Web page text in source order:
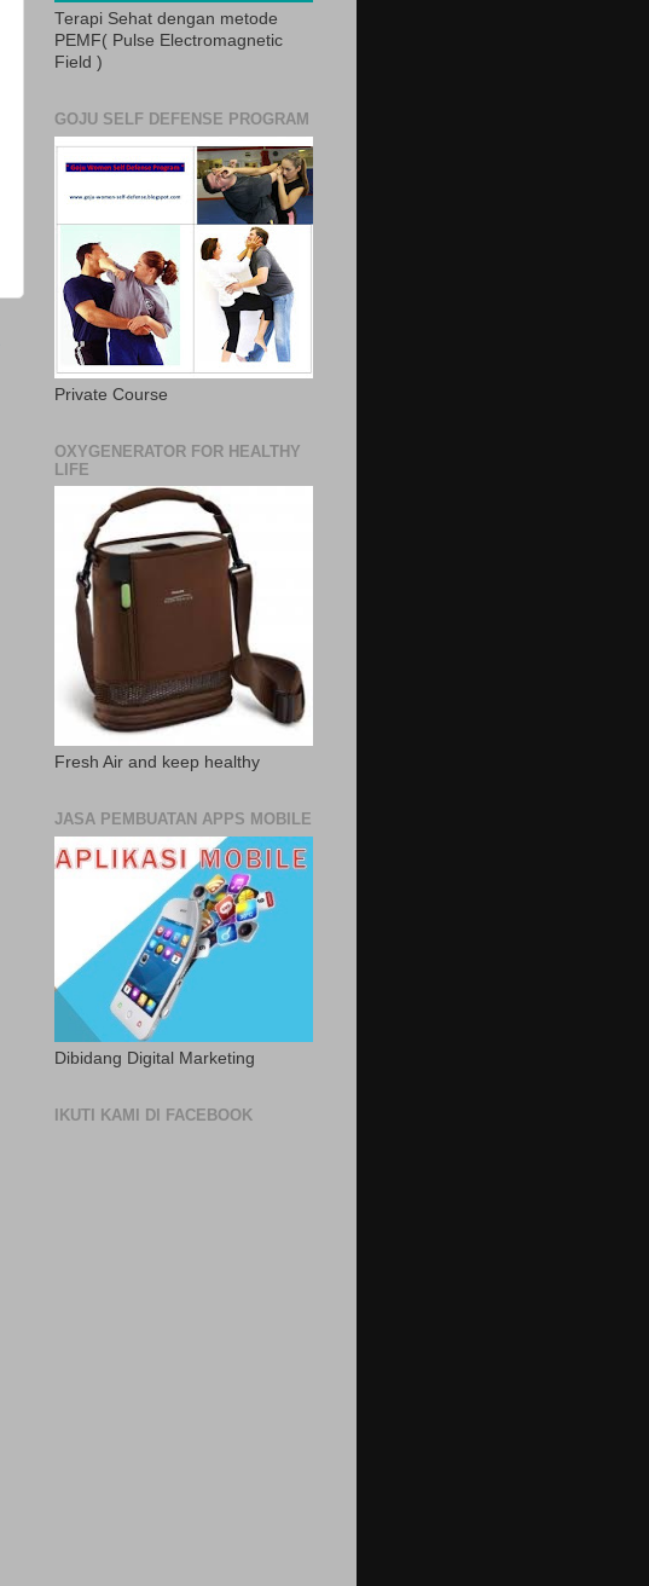
Terapi Sehat dengan metode
PEMF( Pulse Electromagnetic
Field )
GOJU SELF DEFENSE PROGRAM
Private Course
OXYGENERATOR FOR HEALTHY
LIFE
Fresh Air and keep healthy
JASA PEMBUATAN APPS MOBILE
Dibidang Digital Marketing
IKUTI KAMI DI FACEBOOK